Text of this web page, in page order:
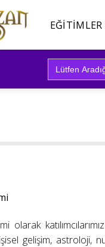
EĞITIMLER
Search
for:
olarak
gelişim, astroloji,